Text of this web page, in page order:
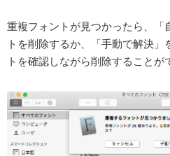
重複フォントが見つかったら、「
トを削除するか、「手動で解決
トを確認しながら削除することが